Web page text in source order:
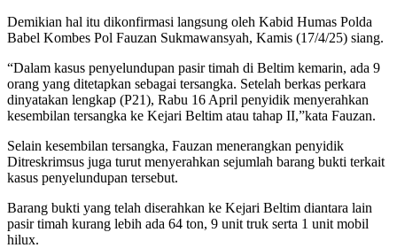
Demikian hal itu dikonfirmasi langsung oleh Kabid Humas Polda
Babel Kombes Pol Fauzan Sukmawansyah, Kamis (17/4/25) siang.
“Dalam kasus penyelundupan pasir timah di Beltim kemarin, ada 9
orang yang ditetapkan sebagai tersangka. Setelah berkas perkara
dinyatakan lengkap (P21), Rabu 16 April penyidik menyerahkan
kesembilan tersangka ke Kejari Beltim atau tahap II,”kata Fauzan.
Selain kesembilan tersangka, Fauzan menerangkan penyidik
Ditreskrimsus juga turut menyerahkan sejumlah barang bukti terkait
kasus penyelundupan tersebut.
Barang bukti yang telah diserahkan ke Kejari Beltim diantara lain
pasir timah kurang lebih ada 64 ton, 9 unit truk serta 1 unit mobil
hilux.